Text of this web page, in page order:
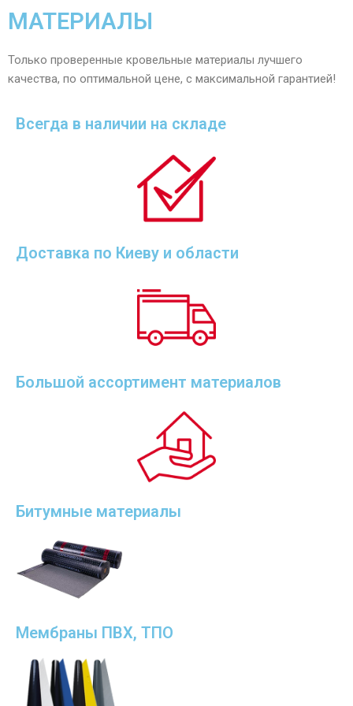
МАТЕРИАЛЫ
Только проверенные кровельные материалы лучшего
качества, по оптимальной цене, с максимальной гарантией!
Всегда в наличии на складе
Доставка по Киеву и области
Большой ассортимент материалов
Битумные материалы
Мембраны ПВХ, ТПО